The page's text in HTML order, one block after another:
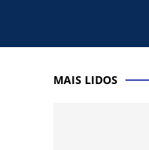
MAIS LIDOS